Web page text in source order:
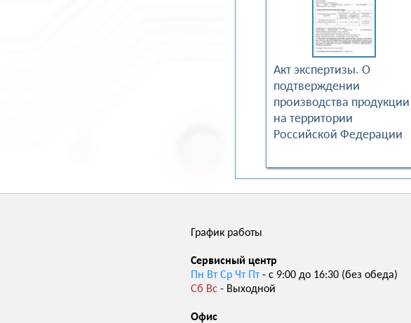
Акт экспертизы. О
подтверждении
производства продукции
на территории
Российской Федерации
График работы
Сервисный центр
Пн Вт Ср Чт Пт - с 9:00 до 16:30 (без обеда)
Сб Вс - Выходной
Офис